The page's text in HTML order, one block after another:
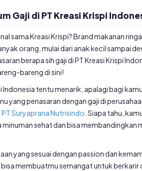
Gaji di PT Kreasi Krispi
sama Kreasi Krispi? Brand makanan
orang, mulai dari anak kecil sampai
berapa sih gaji di PT Kreasi Krispi
bareng di sini!
Indonesia tentu menarik, apalagi bagi
yang penasaran dengan gaji di
PT Suryaprana Nutrisindo . Siapa tahu,
sehat dan bisa membandingkan
yang sesuai dengan passion dan
membuatmu semangat untuk berkarir